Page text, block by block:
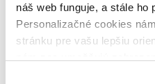
náš web funguje, a stále ho
Personalizačné cookies
stránku pre vašu lepšiu
čítaná - výborný stav (0
čítaná - mierne
čítané verzie
vypredaných kníh